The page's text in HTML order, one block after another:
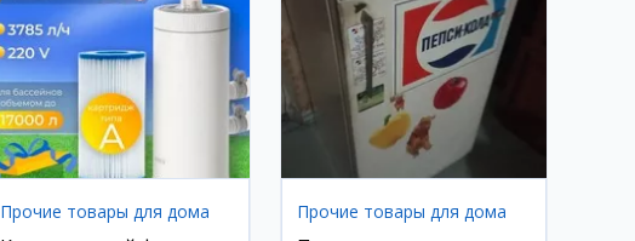
Прочие товары для дома Прочие товары для дома